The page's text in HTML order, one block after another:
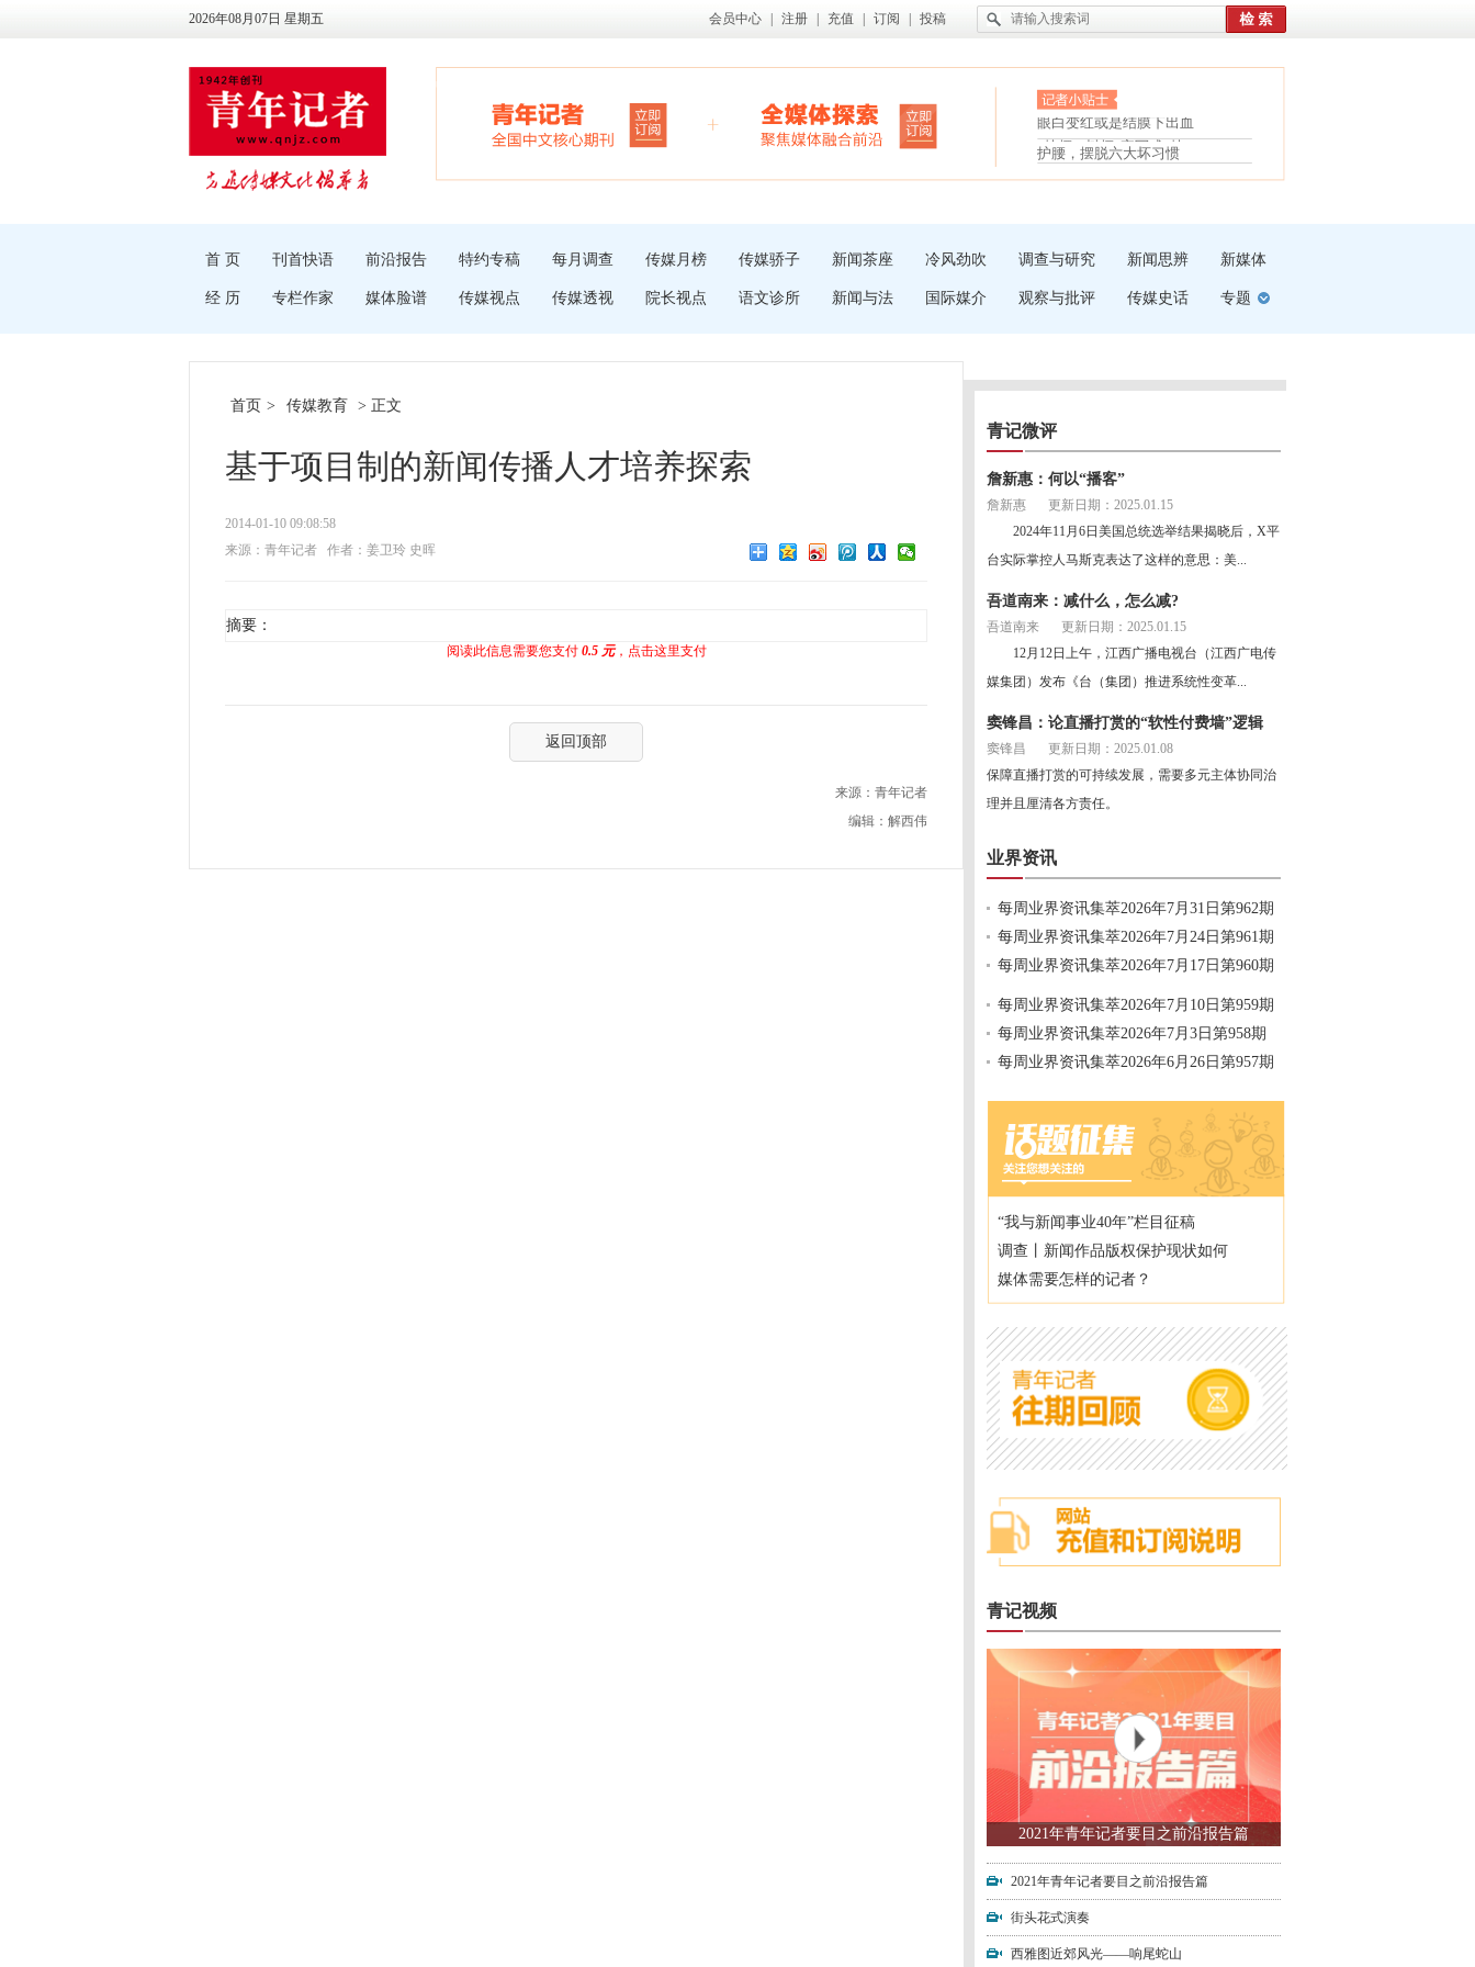
2026年08月07日 星期五 会员中心 注册 充值 订阅 投稿
眼白变红或是结膜下出血
“枝桠”“树桠”宜写成“枝...
夏天缓解疲劳有三招
护腰，摆脱六大坏习惯
受伤了冰敷还是热敷
首 页 刊首快语 前沿报告 特约专稿 每月调查 传媒月榜 传媒骄子 新闻茶座 冷风劲吹 调查与研究 新闻思辨 新媒体
经 历 专栏作家 媒体脸谱 传媒视点 传媒透视 院长视点 语文诊所 新闻与法 国际媒介 观察与批评 传媒史话 专题
首页 > 传媒教育 > 正文
基于项目制的新闻传播人才培养探索
2014-01-10 09:08:58
来源：青年记者
作者：姜卫玲 史晖
摘要：
阅读此信息需要您支付 0.5 元，点击这里支付
返回顶部
来源：青年记者
编辑：解西伟
青记微评
詹新惠：何以“播客”
詹新惠
更新日期：2025.01.15
2024年11月6日美国总统选举结果揭晓后，X平
台实际掌控人马斯克表达了这样的意思：美...
吾道南来：减什么，怎么减?
吾道南来
更新日期：2025.01.15
12月12日上午，江西广播电视台（江西广电传
媒集团）发布《台（集团）推进系统性变革...
窦锋昌：论直播打赏的“软性付费墙”逻辑
窦锋昌
更新日期：2025.01.08
保障直播打赏的可持续发展，需要多元主体协同治
理并且厘清各方责任。
业界资讯
每周业界资讯集萃2026年7月31日第962期
每周业界资讯集萃2026年7月24日第961期
每周业界资讯集萃2026年7月17日第960期
每周业界资讯集萃2026年7月10日第959期
每周业界资讯集萃2026年7月3日第958期
每周业界资讯集萃2026年6月26日第957期
“我与新闻事业40年”栏目征稿
调查丨新闻作品版权保护现状如何
媒体需要怎样的记者？
青记视频
2021年青年记者要目之前沿报告篇
2021年青年记者要目之前沿报告篇
街头花式演奏
西雅图近郊风光——响尾蛇山